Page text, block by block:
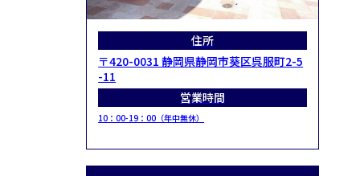
住所
〒420-0031 静岡県静岡市葵区呉服町2-5
-11
営業時間
10：00-19：00（年中無休）